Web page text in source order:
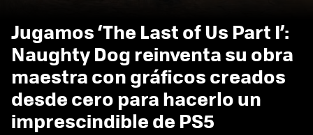
Jugamos ‘The Last of Us Part I’:
Naughty Dog reinventa su obra
maestra con gráficos creados
desde cero para hacerlo un
imprescindible de PS5